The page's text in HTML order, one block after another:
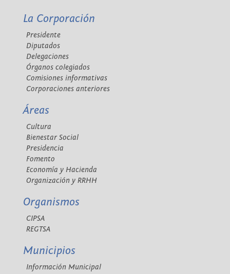
La Corporación
Presidente
Diputados
Delegaciones
Órganos colegiados
Comisiones informativas
Corporaciones anteriores
Áreas
Cultura
Bienestar Social
Presidencia
Fomento
Economía y Hacienda
Organización y RRHH
Organismos
CIPSA
REGTSA
Municipios
Información Municipal